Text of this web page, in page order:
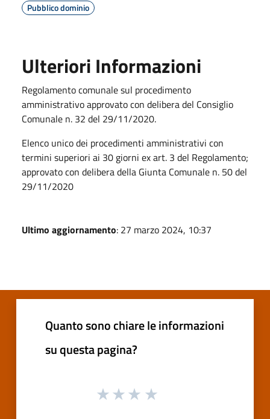
Pubblico dominio
Ulteriori Informazioni
Regolamento comunale sul procedimento
amministrativo approvato con delibera del Consiglio
Comunale n. 32 del 29/11/2020.
Elenco unico dei procedimenti amministrativi con
termini superiori ai 30 giorni ex art. 3 del Regolamento;
approvato con delibera della Giunta Comunale n. 50 del
29/11/2020
Ultimo aggiornamento: 27 marzo 2024, 10:37
Quanto sono chiare le informazioni
su questa pagina?